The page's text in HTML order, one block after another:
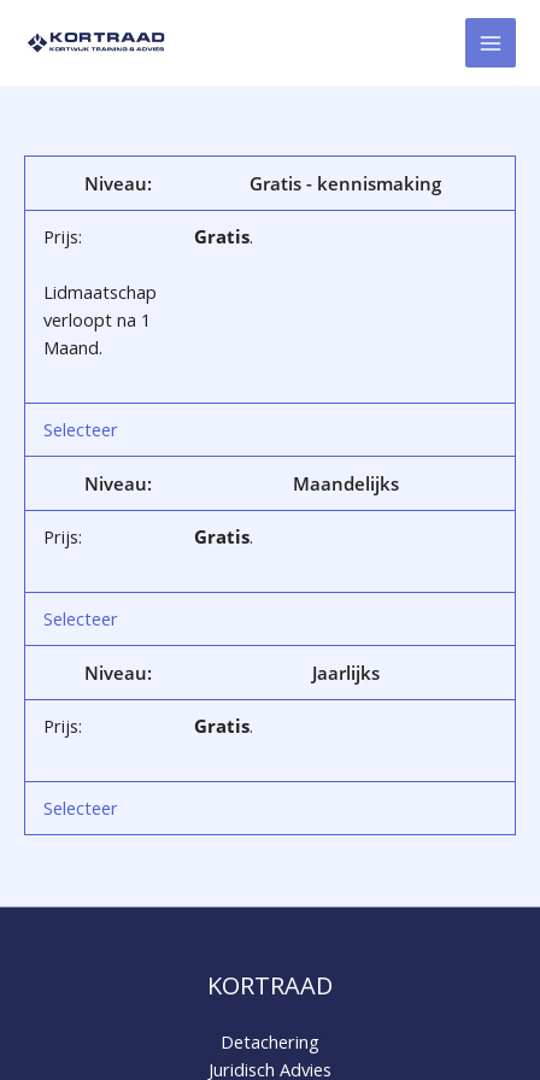
naar
Gratis - kennismaking
Gratis.
Lidmaatschap
verloopt na 1
Maand.
Selecteer
Maandelijks
Gratis.
Selecteer
Jaarlijks
Gratis.
Selecteer
KORTRAAD
Detachering
Juridisch Advies